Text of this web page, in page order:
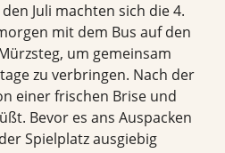
Juli machten sich die 4.
mit dem Bus auf den
um gemeinsam
zu verbringen. Nach der
einer frischen Brise und
Bevor es ans Auspacken
Spielplatz ausgiebig